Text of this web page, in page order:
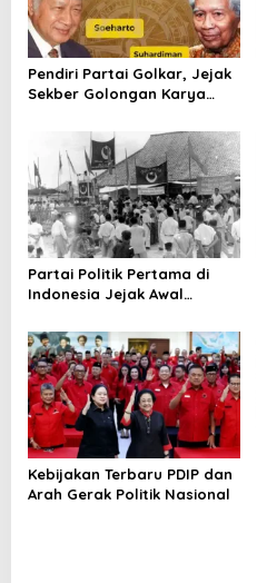
n
Pendiri Partai Golkar, Jejak
Sekber Golongan Karya
Indonesia
Partai Politik Pertama di
Indonesia Jejak Awal
Kebijakan Terbaru PDIP dan
Arah Gerak Politik Nasional